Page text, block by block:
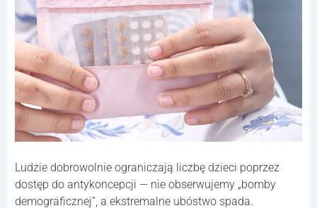
Ludzie dobrowolnie ograniczają liczbę dzieci poprzez
dostęp do antykoncepcji — nie obserwujemy „bomby
demograficznej”, a ekstremalne ubóstwo spada.